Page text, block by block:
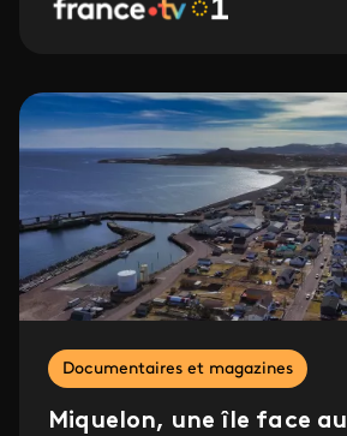
Documentaires et magazines
Miquelon, une île face au